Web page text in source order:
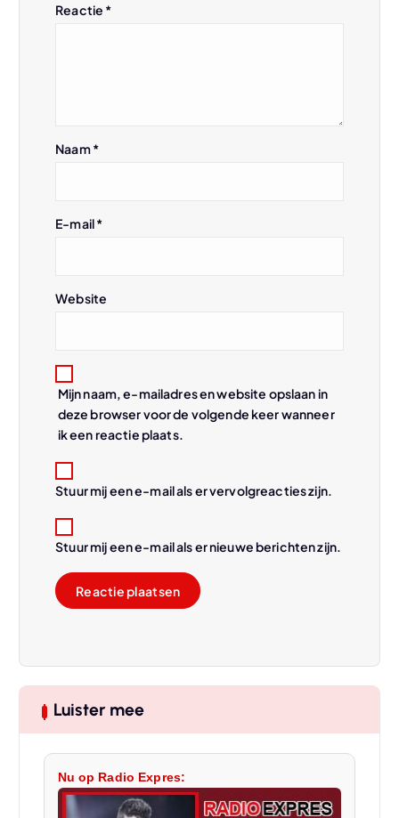
Reactie *
Naam*
E-mail*
Website
Mijn naam, e-mailadres en website opslaan in
deze browser voor de volgende keer wanneer
ik een reactie plaats.
Stuur mij een e-mail als er vervolgreacties zijn.
Stuur mij een e-mail als er nieuwe berichten zijn.
Luister mee
Nu op Radio Expres: